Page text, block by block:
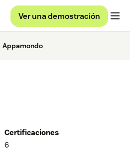
Ver una demostración
Appamondo
Certificaciones
6